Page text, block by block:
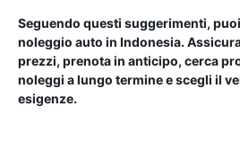
Seguendo questi suggerimenti,
noleggio auto in Indonesia.
prezzi, prenota in anticipo, cerca
noleggi a lungo termine e scegli il
esigenze.